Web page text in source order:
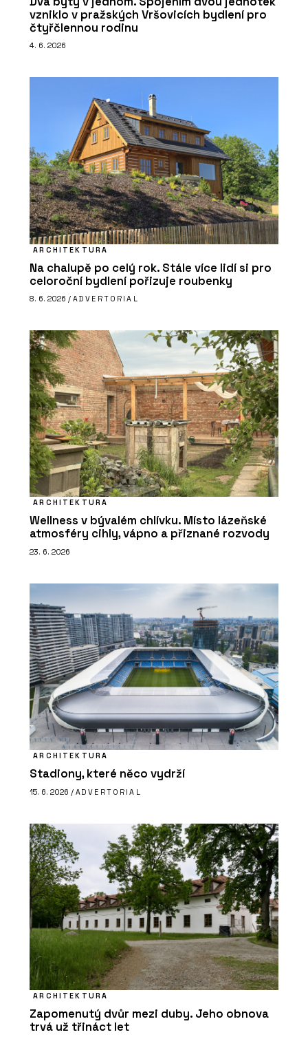
vzniklo v pražských Vršovicích bydlení pro
čtyřčlennou rodinu
4. 6. 2026
ARCHITEKTURA
Na chalupě po celý rok. Stále více lidí si pro
celoroční bydlení pořizuje roubenky
8. 6. 2026 / ADVERTORIAL
ARCHITEKTURA
Wellness v bývalém chlívku. Místo lázeňské
atmosféry cihly, vápno a přiznané rozvody
23. 6. 2026
ARCHITEKTURA
Stadiony, které něco vydrží
15. 6. 2026 / ADVERTORIAL
ARCHITEKTURA
Zapomenutý dvůr mezi duby. Jeho obnova
trvá už třináct let